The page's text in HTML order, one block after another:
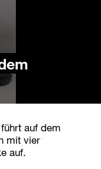
auf dem
mit vier
auf.